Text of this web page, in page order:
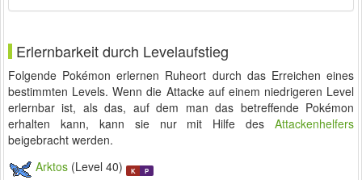
Erlernbarkeit durch Levelaufstieg
Folgende Pokémon erlernen Ruheort durch das Erreichen eines
bestimmten Levels. Wenn die Attacke auf einem niedrigeren Level
erlernbar ist, als das, auf dem man das betreffende Pokémon
erhalten kann, kann sie nur mit Hilfe des Attackenhelfers
beigebracht werden.
Arktos (Level 40) K P